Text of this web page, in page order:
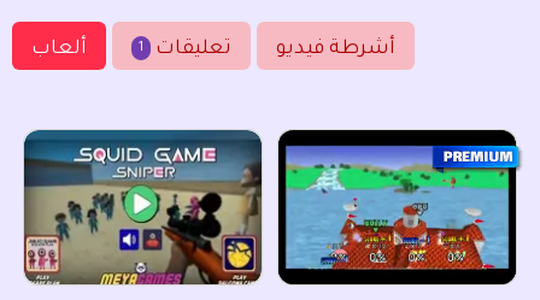
ألعاب 1 تعليقات أشرطة فيديو